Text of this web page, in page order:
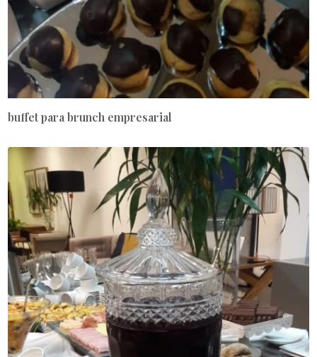
buffet para brunch empresarial